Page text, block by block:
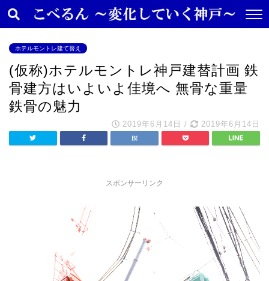
ホテルモントレ建て替え
(仮称)ホテルモントレ神戸建替計画 鉄
骨建方はいよいよ佳境へ 無骨な重量
鉄骨の魅力
2019年6月14日 / 2019年6月14日
スポンサーリンク